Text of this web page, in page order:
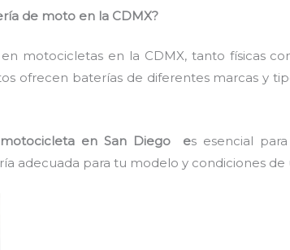
de moto en la CDMX?
en motocicletas en la CDMX, tanto físicas
ofrecen baterías de diferentes marcas y
en San Diego es esencial
adecuada para tu modelo y condiciones de